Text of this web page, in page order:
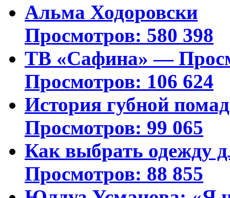
Альма Ходоровски
Просмотров: 580 398
ТВ «Сафина» —
Просмотров: 106 624
История губной
Просмотров: 99 065
Как выбрать одежду
Просмотров: 88 855